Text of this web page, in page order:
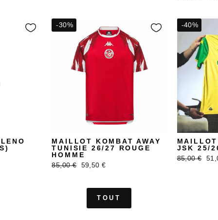
-30%
MAILLOT KOMBAT AWAY
TUNISIE 26/27 ROUGE
HOMME
Prix
85,00 €
Prix
59,50 €
-40%
JSK 25/
Prix
85,00 €
Prix
TOUT